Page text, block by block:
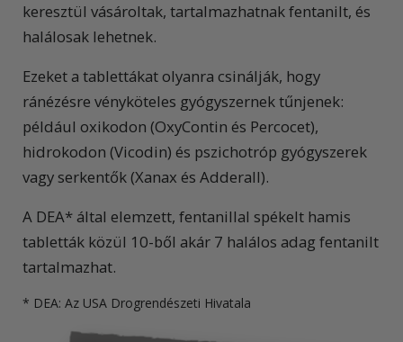
keresztül vásároltak, tartalmazhatnak fentanilt, és
halálosak lehetnek.
Ezeket a tablettákat olyanra csinálják, hogy
ránézésre vényköteles gyógyszernek tűnjenek:
például oxikodon (OxyContin és Percocet),
hidrokodon (Vicodin) és pszichotróp gyógyszerek
vagy serkentők (Xanax és Adderall).
A DEA* által elemzett, fentanillal spékelt hamis
tabletták közül 10-ből akár 7 halálos adag fentanilt
tartalmazhat.
* DEA: Az USA Drogrendészeti Hivatala